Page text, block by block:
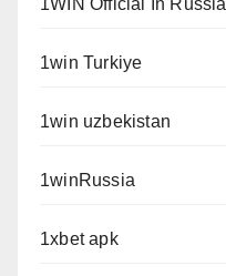
1WIN Official In Russia
1win Turkiye
1win uzbekistan
1winRussia
1xbet apk